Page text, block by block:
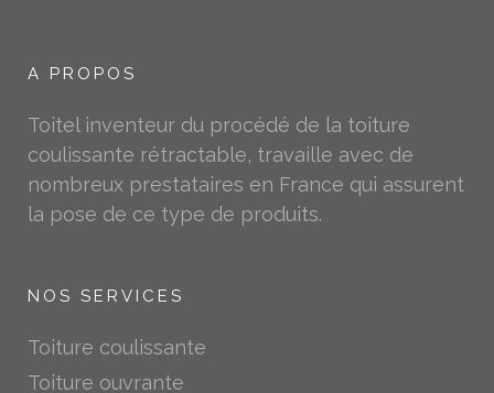
A PROPOS
Toitel inventeur du procédé de la toiture
coulissante rétractable, travaille avec de
nombreux prestataires en France qui assurent
la pose de ce type de produits.
NOS SERVICES
Toiture coulissante
Toiture ouvrante